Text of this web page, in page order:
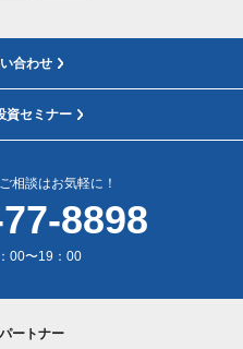
合わせ
資セミナー
相談はお気軽に！
8898
00〜19：00
ートナー